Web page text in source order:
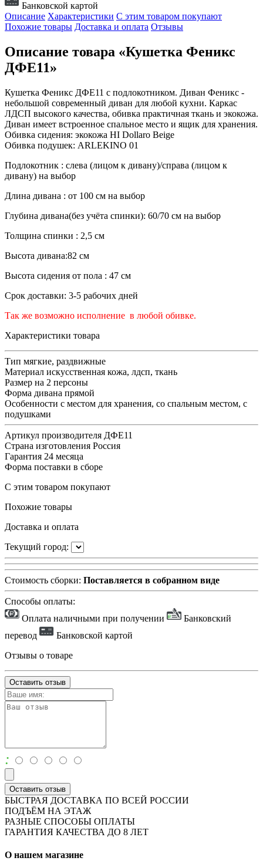
Банковской картой
Описание Характеристики С этим товаром покупают
Похожие товары Доставка и оплата Отзывы
Описание товара «Кушетка Феникс
ДФЕ11»
Кушетка Феникс ДФЕ11 с подлокотником. Диван Феникс -
небольшой современный диван для любой кухни. Каркас
ЛДСП высокого качества, обивка практичная ткань и экокожа.
Диван имеет встроенное спальное место и ящик для хранения.
Обивка сидения: экокожа HI Dollaro Beige
Обивка подушек: ARLEKINO 01
Подлокотник : слева (лицом к дивану)/справа (лицом к
дивану) на выбор
Длина дивана : от 100 см на выбор
Глубина дивана(без учёта спинки): 60/70 см на выбор
Толщина спинки : 2,5 см
Высота дивана:82 см
Высота сидения от пола : 47 см
Срок доставки: 3-5 рабочих дней
Так же возможно исполнение в любой обивке.
Характеристики товара
Тип мягкие, раздвижные
Материал искусственная кожа, лдсп, ткань
Размер на 2 персоны
Форма дивана прямой
Особенности с местом для хранения, со спальным местом, с
подушками
Артикул производителя ДФЕ11
Страна изготовления Россия
Гарантия 24 месяца
Форма поставки в сборе
С этим товаром покупают
Похожие товары
Доставка и оплата
Текущий город:
Стоимость сборки: Поставляется в собранном виде
Способы оплаты:
Оплата наличными при получении
Банковский
перевод
Банковской картой
Отзывы о товаре
Оставить отзыв
:
Оставить отзыв
БЫСТРАЯ ДОСТАВКА ПО ВСЕЙ РОССИИ
ПОДЪЁМ НА ЭТАЖ
РАЗНЫЕ СПОСОБЫ ОПЛАТЫ
ГАРАНТИЯ КАЧЕСТВА ДО 8 ЛЕТ
О нашем магазине